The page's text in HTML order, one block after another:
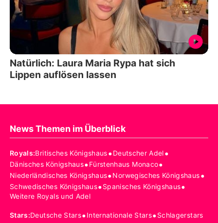
Natürlich: Laura Maria Rypa hat sich
Lippen auflösen lassen
News Themen im Überblick
Royals:Britisches Königshaus•Deutscher Adel•
Dänisches Königshaus•Fürstenhaus Monaco•
Niederländisches Königshaus•Norwegisches Königshaus•
Schwedisches Königshaus•Spanisches Königshaus•
Weitere Royals und Adel
Stars:Deutsche Stars•Internationale Stars•Schlagerstars